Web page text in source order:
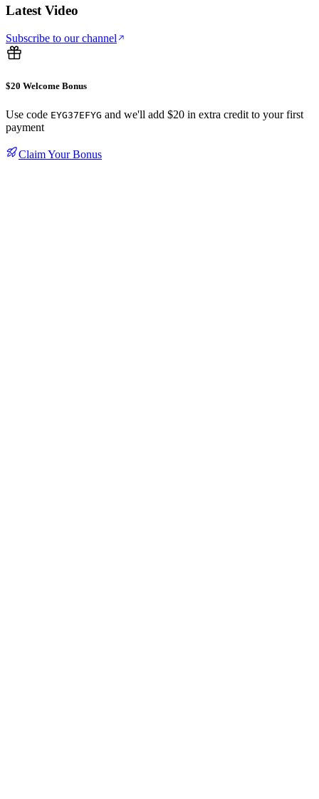
Latest Video
Subscribe to our channel
$20 Welcome Bonus
Use code EYG37EFYG and we'll add $20 in extra credit to your first
payment
Claim Your Bonus